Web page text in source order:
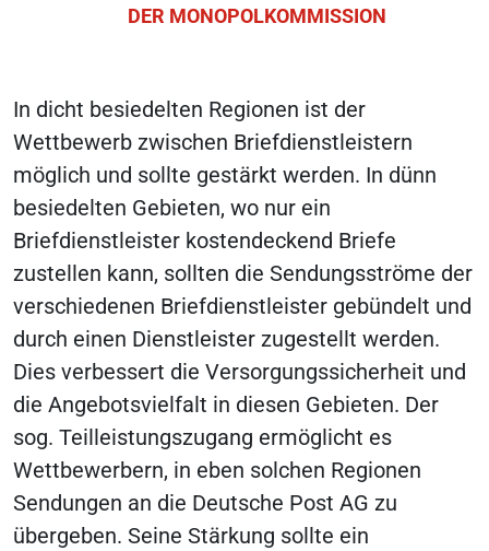
DER MONOPOLKOMMISSION
In dicht besiedelten Regionen ist der
Wettbewerb zwischen Briefdienstleistern
möglich und sollte gestärkt werden. In dünn
besiedelten Gebieten, wo nur ein
Briefdienstleister kostendeckend Briefe
zustellen kann, sollten die Sendungsströme der
verschiedenen Briefdienstleister gebündelt und
durch einen Dienstleister zugestellt werden.
Dies verbessert die Versorgungssicherheit und
die Angebotsvielfalt in diesen Gebieten. Der
sog. Teilleistungszugang ermöglicht es
Wettbewerbern, in eben solchen Regionen
Sendungen an die Deutsche Post AG zu
übergeben. Seine Stärkung sollte ein